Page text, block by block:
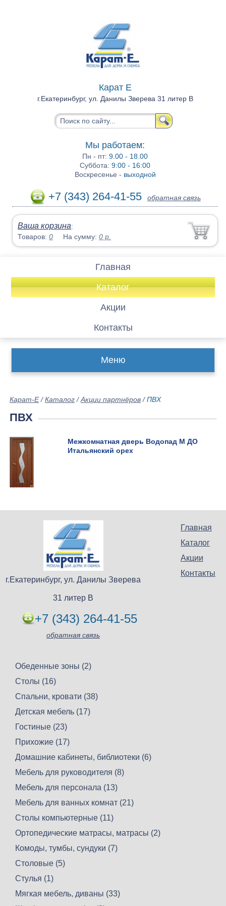
Карат Е
г.Екатеринбург, ул. Данилы Зверева 31 литер В
Мы работаем:
Пн - пт:9.00 - 18.00
Суббота:9:00 - 16:00
Воскресенье - выходной
+7 (343) 264-41-55 обратная связь
Ваша корзина:
Товаров:0 На сумму:0 р.
Главная
Каталог
Акции
Контакты
Меню
Карат-Е/Каталог /Акции партнёров /ПВХ
ПВХ
Межкомнатная дверь Водопад М ДО
Итальянский орех
Главная
Каталог
Акции
Контакты
г.Екатеринбург, ул. Данилы Зверева
31 литер В
+7 (343) 264-41-55
обратная связь
Обеденные зоны (2)
Столы (16)
Спальни, кровати (38)
Детская мебель (17)
Гостиные (23)
Прихожие (17)
Домашние кабинеты, библиотеки (6)
Мебель для руководителя (8)
Мебель для персонала (13)
Мебель для ванных комнат (21)
Столы компьютерные (11)
Ортопедические матрасы, матрасы (2)
Комоды, тумбы, сундуки (7)
Столовые (5)
Стулья (1)
Мягкая мебель, диваны (33)